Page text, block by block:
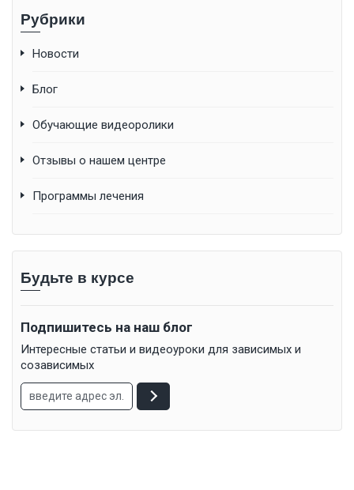
Рубрики
Новости
Блог
Обучающие видеоролики
Отзывы о нашем центре
Программы лечения
Будьте в курсе
Подпишитесь на наш блог
Интересные статьи и видеоуроки для зависимых и
созависимых